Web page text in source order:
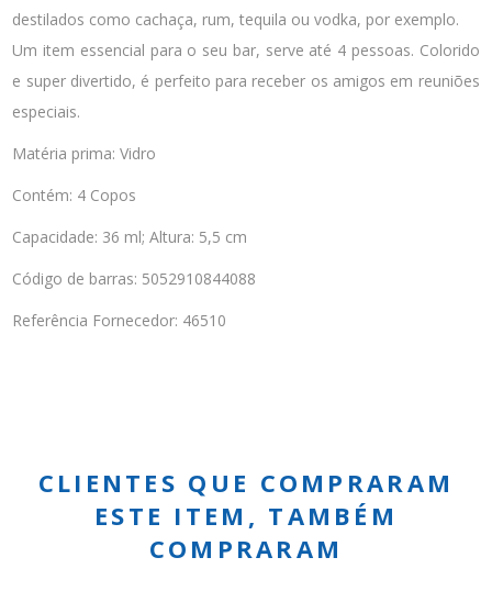
destilados como cachaça, rum, tequila ou vodka, por exemplo.
Um item essencial para o seu bar, serve até 4 pessoas. Colorido
e super divertido, é perfeito para receber os amigos em reuniões
especiais.
Matéria prima: Vidro
Contém: 4 Copos
Capacidade: 36 ml; Altura: 5,5 cm
Código de barras: 5052910844088
Referência Fornecedor: 46510
CLIENTES QUE COMPRARAM
ESTE ITEM, TAMBÉM
COMPRARAM